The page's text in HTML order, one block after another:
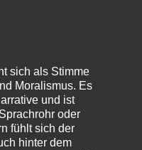
ist damit stets eine
den es seit Jahren
Aktionen ist der VS zu
sich als Stimme
Moralismus. Es
und ist
oder
fühlt sich der
hinter dem